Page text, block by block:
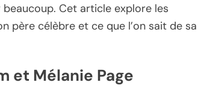
Cet article explore les
père célèbre et ce que l’on sait de sa
et Mélanie Page